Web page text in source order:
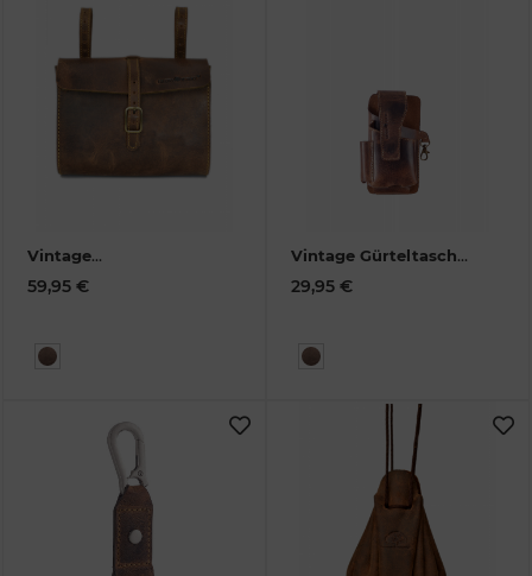
Vintage
Fahrradtasche XL
Leder
59,95 €
Vintage Gürteltasche
"Dampfer" Leder
1547-25
29,95 €